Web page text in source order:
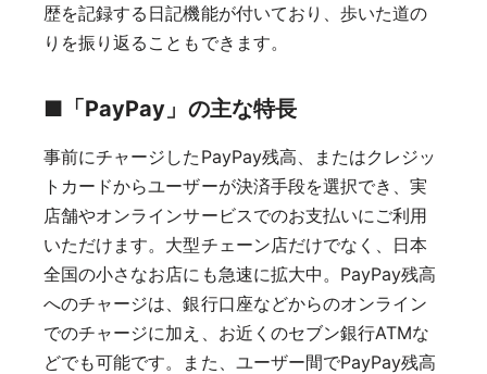
歴を記録する日記機能が付いており、歩いた道の
りを振り返ることもできます。
■「PayPay」の主な特長
事前にチャージしたPayPay残高、またはクレジッ
トカードからユーザーが決済手段を選択でき、実
店舗やオンラインサービスでのお支払いにご利用
いただけます。大型チェーン店だけでなく、日本
全国の小さなお店にも急速に拡大中。PayPay残高
へのチャージは、銀行口座などからのオンライン
でのチャージに加え、お近くのセブン銀行ATMな
どでも可能です。また、ユーザー間でPayPay残高